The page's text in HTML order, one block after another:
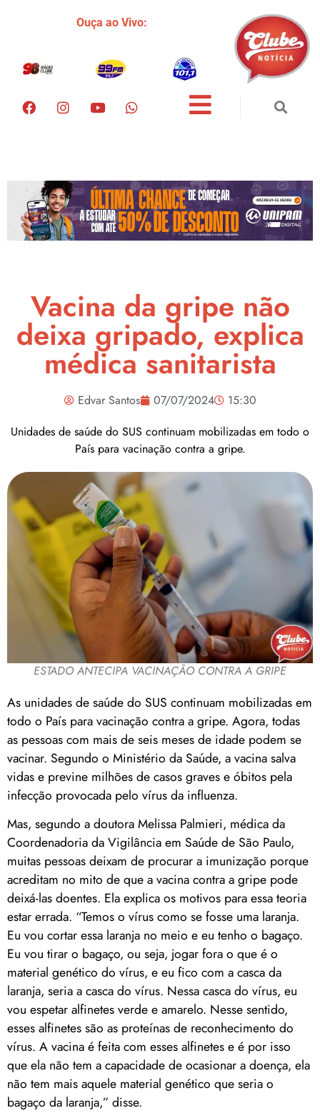
Ouça ao Vivo:
Vacina da gripe não
deixa gripado, explica
médica sanitarista
Edvar Santos 07/07/2024
15:30
Unidades de saúde do SUS continuam mobilizadas em todo o
País para vacinação contra a gripe.
ESTADO ANTECIPA VACINAÇÃO CONTRA A GRIPE
As unidades de saúde do SUS continuam mobilizadas em
todo o País para vacinação contra a gripe. Agora, todas
as pessoas com mais de seis meses de idade podem se
vacinar. Segundo o Ministério da Saúde, a vacina salva
vidas e previne milhões de casos graves e óbitos pela
infecção provocada pelo vírus da influenza.
Mas, segundo a doutora Melissa Palmieri, médica da
Coordenadoria da Vigilância em Saúde de São Paulo,
muitas pessoas deixam de procurar a imunização porque
acreditam no mito de que a vacina contra a gripe pode
deixá-las doentes. Ela explica os motivos para essa teoria
estar errada. “Temos o vírus como se fosse uma laranja.
Eu vou cortar essa laranja no meio e eu tenho o bagaço.
Eu vou tirar o bagaço, ou seja, jogar fora o que é o
material genético do vírus, e eu fico com a casca da
laranja, seria a casca do vírus. Nessa casca do vírus, eu
vou espetar alfinetes verde e amarelo. Nesse sentido,
esses alfinetes são as proteínas de reconhecimento do
vírus. A vacina é feita com esses alfinetes e é por isso
que ela não tem a capacidade de ocasionar a doença, ela
não tem mais aquele material genético que seria o
bagaço da laranja,” disse.